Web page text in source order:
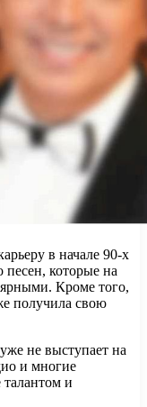
в начале 90-х
песен, которые на
Кроме того,
получила свою
не выступает на
и многие
и